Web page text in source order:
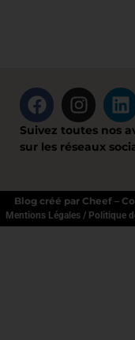
Suivez toutes nos
sur les réseaux
Blog créé par Cheef –
Mentions Légales / Politique